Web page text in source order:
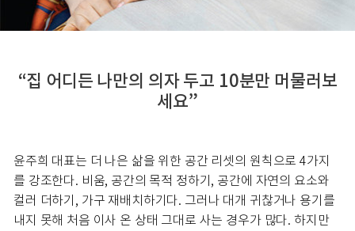
“집 어디든 나만의 의자 두고 10분만 머물러보
세요”
윤주희 대표는 더 나은 삶을 위한 공간 리셋의 원칙으로 4가지
를 강조한다. 비움, 공간의 목적 정하기, 공간에 자연의 요소와
컬러 더하기, 가구 재배치하기다. 그러나 대개 귀찮거나 용기를
내지 못해 처음 이사 온 상태 그대로 사는 경우가 많다. 하지만